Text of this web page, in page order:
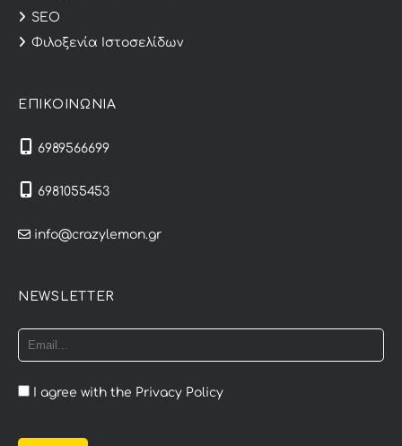
SEO
Φιλοξενία Ιστοσελίδων
ΕΠΙΚΟΙΝΩΝΙΑ
6989566699
6981055453
info@crazylemon.gr
NEWSLETTER
I agree with the Privacy Policy